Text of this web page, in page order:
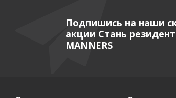
Подпишись на наши
акции Стань
MANNERS